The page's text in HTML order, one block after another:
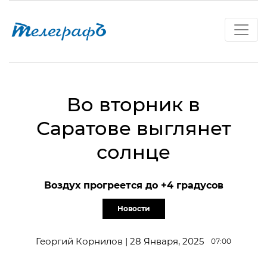
Во вторник в
Саратове выглянет
солнце
Воздух прогреется до +4 градусов
Новости
Георгий Корнилов | 28 Января, 2025 07:00